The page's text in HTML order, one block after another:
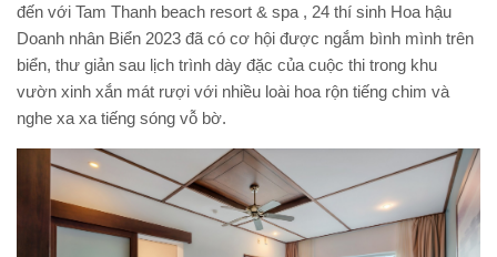
đến với Tam Thanh beach resort & spa , 24 thí sinh Hoa hậu
Doanh nhân Biển 2023 đã có cơ hội được ngắm bình mình trên
biển, thư giản sau lịch trình dày đặc của cuộc thi trong khu
vườn xinh xắn mát rượi với nhiều loài hoa rộn tiếng chim và
nghe xa xa tiếng sóng vỗ bờ.